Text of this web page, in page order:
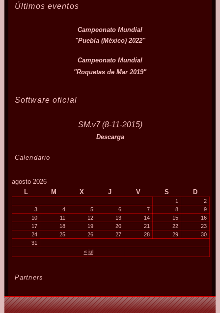
Últimos eventos
Campeonato Mundial
"Puebla (México) 2022"
Campeonato Mundial
"Roquetas de Mar 2019"
Software oficial
SM.v7 (8-11-2015)
Descarga
Calendario
agosto 2026
L
M X J V S D
« jul
1
2
3
4 5 6 7 8
9
10
11 12 13 14 15
16
17
18 19 20 21 22
23
24
25 26 27 28 29
30
31
Partners